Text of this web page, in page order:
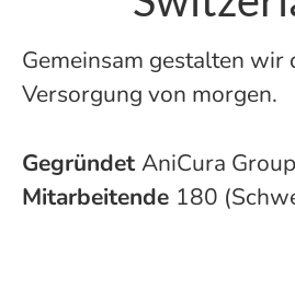
Gemeinsam gestalten wir
Versorgung von morgen.
GegründetAniCura
Mitarbeitende 180